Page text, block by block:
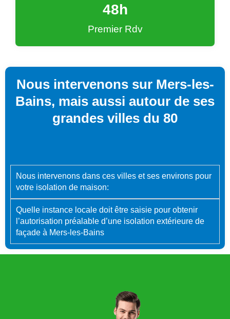
Premier Rdv
48h
Nous intervenons sur Mers-les-
Bains, mais aussi autour de ses
grandes villes du 80
Nous intervenons dans ces villes et ses environs pour
votre isolation de maison:
Quelle instance locale doit être saisie pour obtenir
l’autorisation préalable d’une isolation extérieure de
façade à Mers-les-Bains